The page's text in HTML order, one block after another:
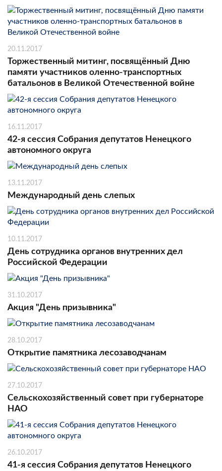
20.11.2017
Торжественный митинг, посвящённый Дню
памяти участников оленно-транспортных
батальонов в Великой Отечественной войне
16.11.2017
42-я сессия Собрания депутатов Ненецкого
автономного округа
13.11.2017
Международный день слепых
10.11.2017
День сотрудника органов внутренних дел
Российской Федерации
31.10.2017
Акция "День призывника"
28.10.2017
Открытие памятника лесозаводчанам
27.10.2017
Сельскохозяйственный совет при губернаторе
НАО
26.10.2017
41-я сессия Собрания депутатов Ненецкого